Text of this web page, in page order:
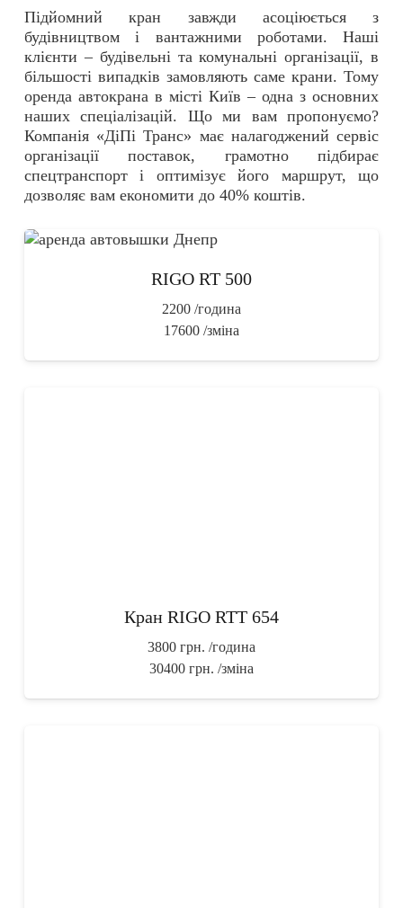
Підйомний кран завжди асоціюється з
будівництвом і вантажними роботами. Наші
клієнти – будівельні та комунальні організації, в
більшості випадків замовляють саме крани. Тому
оренда автокрана в місті Київ – одна з основних
наших спеціалізацій. Що ми вам пропонуємо?
Компанія «ДіПі Транс» має налагоджений сервіс
організації поставок, грамотно підбирає
спецтранспорт і оптимізує його маршрут, що
дозволяє вам економити до 40% коштів.
RIGO RT 500
2200 /година
17600 /зміна
Кран RIGO RTT 654
3800 грн. /година
30400 грн. /зміна